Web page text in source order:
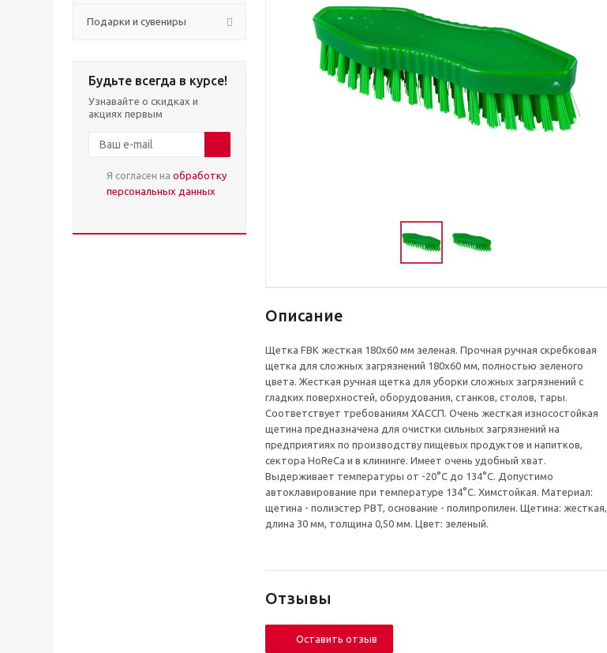
Подарки и сувениры
Будьте всегда в курсе!
Узнавайте о скидках и
акциях первым
Я согласен на обработку
персональных данных
Описание
Щетка FBK жесткая 180х60 мм зеленая. Прочная ручная скребковая
щетка для сложных загрязнений 180x60 мм, полностью зеленого
цвета. Жесткая ручная щетка для уборки сложных загрязнений с
гладких поверхностей, оборудования, станков, столов, тары.
Соответствует требованиям ХАССП. Очень жесткая износостойкая
щетина предназначена для очистки сильных загрязнений на
предприятиях по производству пищевых продуктов и напитков,
сектора HoReCa и в клининге. Имеет очень удобный хват.
Выдерживает температуры от -20°С до 134°С. Допустимо
автоклавирование при температуре 134°С. Химстойкая. Материал:
щетина - полиэстер РBT, основание - полипропилен. Щетина: жесткая,
длина 30 мм, толщина 0,50 мм. Цвет: зеленый.
Отзывы
Оставить отзыв